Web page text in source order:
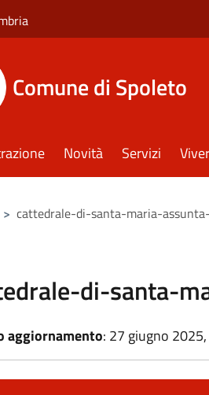
Comune di Spoleto
Novità Servizi
> cattedrale-di-santa-maria-
di-santa-
aggiornamento: 27 giugno